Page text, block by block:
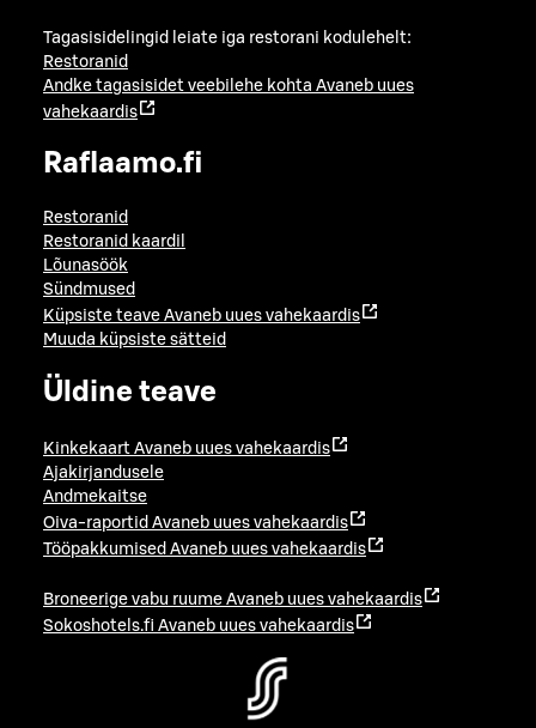
Tagasisidelingid leiate iga restorani kodulehelt:
Restoranid
Andke tagasisidet veebilehe kohta Avaneb uues
vahekaardis
Raflaamo.fi
Restoranid
Restoranid kaardil
Lõunasöök
Sündmused
Küpsiste teave Avaneb uues vahekaardis
Muuda küpsiste sätteid
Üldine teave
Kinkekaart Avaneb uues vahekaardis
Ajakirjandusele
Andmekaitse
Oiva-raportid Avaneb uues vahekaardis
Tööpakkumised Avaneb uues vahekaardis
Broneerige vabu ruume Avaneb uues vahekaardis
Sokoshotels.fi Avaneb uues vahekaardis